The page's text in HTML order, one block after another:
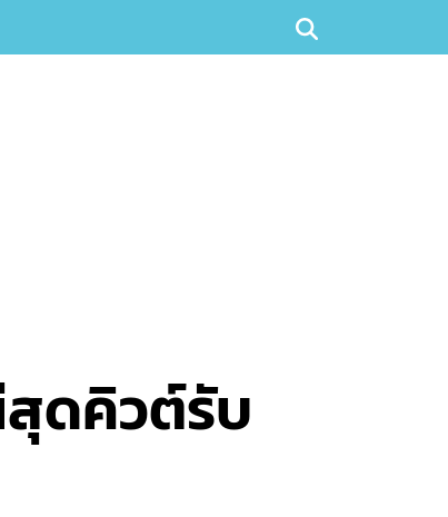
ดคิวต์รับ